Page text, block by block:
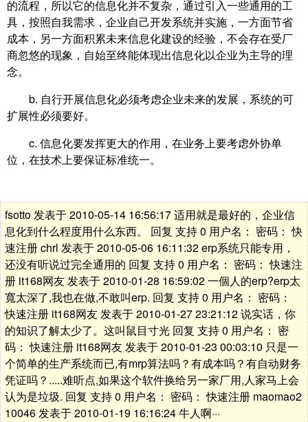
的流程，所以它的信息化并不复杂，通过引入一些通用的工
具，按照自我需求，企业自己开发系统并实施，一方面节省
成本，另一方面积累未来信息化建设的经验，不会存在受厂
商忽悠的现象，自始至终能体现出信息化以企业为主导的理
念。
b. 自行开展信息化必须考虑企业未来的发展，系统的可
扩展性必须要好。
c. 信息化要发挥更大的作用，在业务上要考虑外协单
位，在技术上要保证标准统一。
fsotto 发表于 2010-05-14 16:56:17 适用就是最好的，企业信
息化到什么程度用什么东西。 回复 支持 0 用户名： 密码： 快
速注册 chrl 发表于 2010-05-06 16:11:32 erp系统只能专用，
还没有听说过完全通用的 回复 支持 0 用户名： 密码： 快速注
册 it168网友 发表于 2010-01-28 16:59:02 一個人的erp?erp太
寬太深了,我也在做,不敢叫erp. 回复 支持 0 用户名： 密码：
快速注册 it168网友 发表于 2010-01-27 23:21:12 说实话，你
的知识了解太少了。这叫鼠目寸光 回复 支持 0 用户名： 密
码： 快速注册 it168网友 发表于 2010-01-23 00:03:10 只是一
个简单的生产系统而已,有mrp算法吗？有成本吗？有自动财务
凭证吗？.....难听点,如果这个软件换给另一家厂用,人家马上会
认为是垃圾. 回复 支持 0 用户名： 密码： 快速注册 maomao2
10046 发表于 2010-01-19 16:16:24 牛人啊···